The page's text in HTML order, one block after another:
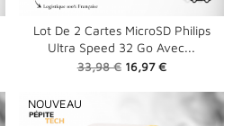
Lot De 2 Cartes MicroSD Philips
Ultra Speed 32 Go Avec...
Prix
33,98 € Prix
16,97 € 
NOUVEAU